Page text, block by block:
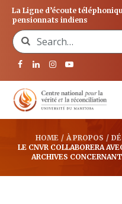
La Ligne d’écoute
pensionnats indiens
Search for:
HOME / À PROPOS /
LE CNVR COLLABORERA
ARCHIVES